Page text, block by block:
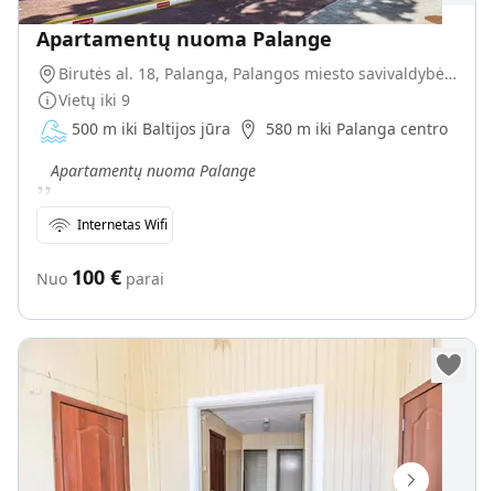
Apartamentų nuoma Palange
Birutės al. 18, Palanga, Palangos miesto savivaldybė, Lietuva
Vietų iki 9
500 m iki Baltijos jūra
580 m iki Palanga centro
„Apartamentų nuoma Palange
Internetas Wifi
Nuo 100 € parai